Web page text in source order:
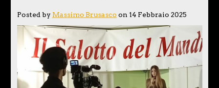
Posted by Massimo Brusasco on 14 Febbraio 2025